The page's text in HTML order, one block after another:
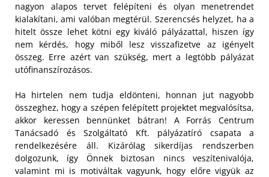
nagyon alapos tervet felépíteni és olyan menetrendet
kialakítani, ami valóban megtérül. Szerencsés helyzet, ha a
hitelt össze lehet kötni egy kiváló pályázattal, hiszen így
nem kérdés, hogy miből lesz visszafizetve az igényelt
összeg. Erre azért van szükség, mert a legtöbb pályázat
utófinanszírozásos.
Ha hirtelen nem tudja eldönteni, honnan jut nagyobb
összeghez, hogy a szépen felépített projektet megvalósítsa,
akkor keressen bennünket bátran! A Forrás Centrum
Tanácsadó és Szolgáltató Kft. pályázatíró csapata a
rendelkezésére áll. Kizárólag sikerdíjas rendszerben
dolgozunk, így Önnek biztosan nincs veszítenivalója,
valamint mi is motiváltak vagyunk, hogy előre vigyük az